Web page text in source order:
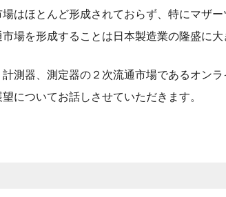
はほとんど形成されておらず、特にマザー
場を形成することは日本製造業の隆盛に大
測器、測定器の２次流通市場であるオン
についてお話しさせていただきます。